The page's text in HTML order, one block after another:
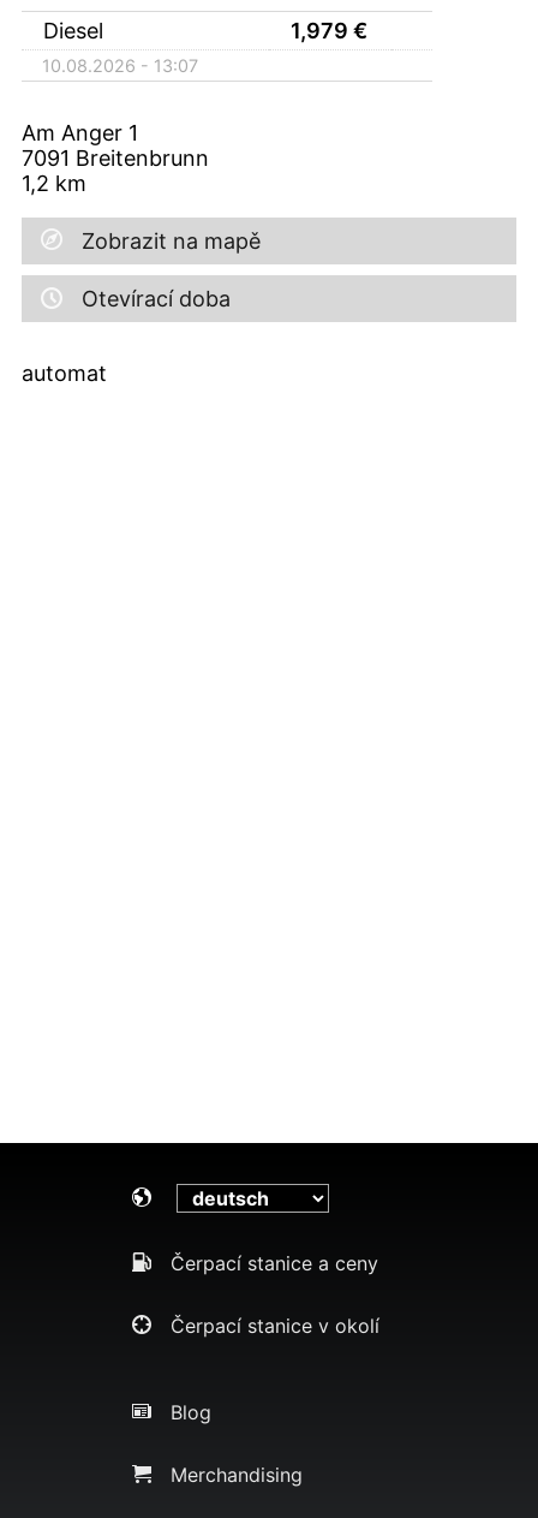
Diesel 1,979 €
10.08.2026 - 13:07
Am Anger 1
7091 Breitenbrunn
1,2 km
Zobrazit na mapě
Otevírací doba
automat
Čerpací stanice a ceny
Čerpací stanice v okolí
Blog
Merchandising